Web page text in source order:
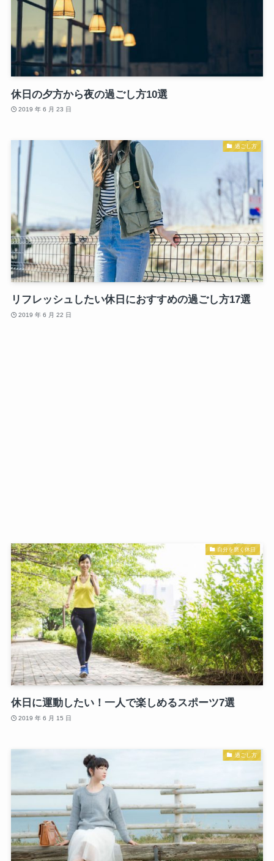
休日の夕方から夜の過ごし方10選
2019 年 6 月 23 日
過ごし方
リフレッシュしたい休日におすすめの過ごし方17選
2019 年 6 月 22 日
自分を磨く休日
休日に運動したい！一人で楽しめるスポーツ7選
2019 年 6 月 15 日
過ごし方